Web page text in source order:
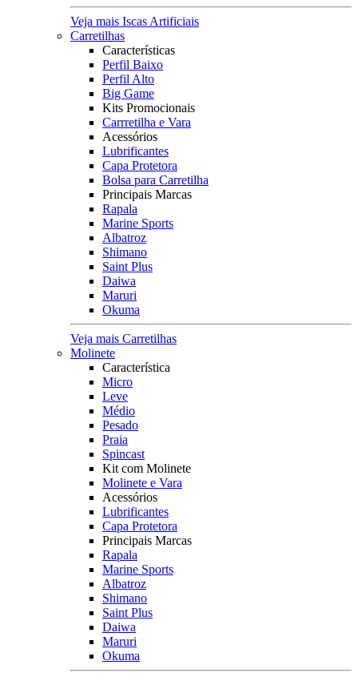
Veja mais Iscas Artificiais
Carretilhas
Características
Perfil Baixo
Perfil Alto
Big Game
Kits Promocionais
Carrretilha e Vara
Acessórios
Lubrificantes
Capa Protetora
Bolsa para Carretilha
Principais Marcas
Rapala
Marine Sports
Albatroz
Shimano
Saint Plus
Daiwa
Maruri
Okuma
Veja mais Carretilhas
Molinete
Característica
Micro
Leve
Médio
Pesado
Praia
Spincast
Kit com Molinete
Molinete e Vara
Acessórios
Lubrificantes
Capa Protetora
Principais Marcas
Rapala
Marine Sports
Albatroz
Shimano
Saint Plus
Daiwa
Maruri
Okuma